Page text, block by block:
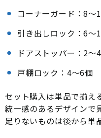
コーナーガード：8〜
引き出しロック：6〜
ドアストッパー：2〜
戸棚ロック：4〜6個
セット購入は単品で揃え
統一感のあるデザインで
足りないものは後から単